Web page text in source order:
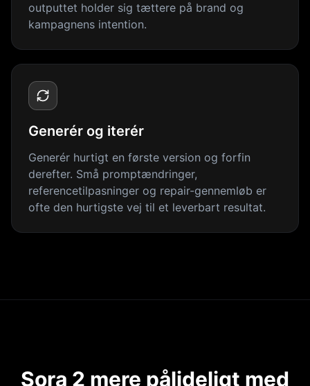
outputtet holder sig tættere på brand og
kampagnens intention.
Generér og iterér
Generér hurtigt en første version og forfin
derefter. Små promptændringer,
referencetilpasninger og repair-gennemløb er
ofte den hurtigste vej til et leverbart resultat.
Sora 2 mere pålideligt med